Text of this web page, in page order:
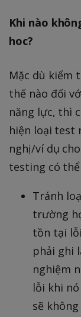
Khi nào
hoc?
Mặc dù kiểm
thế nào đối
năng lực, thì
hiện loại test
nghị/ví dụ
testing có
Tránh
trường
tồn tại
phải ghi
nghiệm
lỗi khi
sẽ